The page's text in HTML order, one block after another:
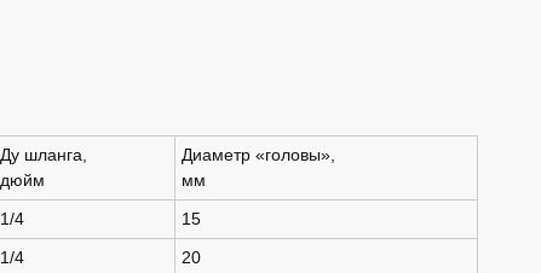
Ду шланга,
дюйм
Диаметр «головы»,
мм
1/4
15
1/4
20